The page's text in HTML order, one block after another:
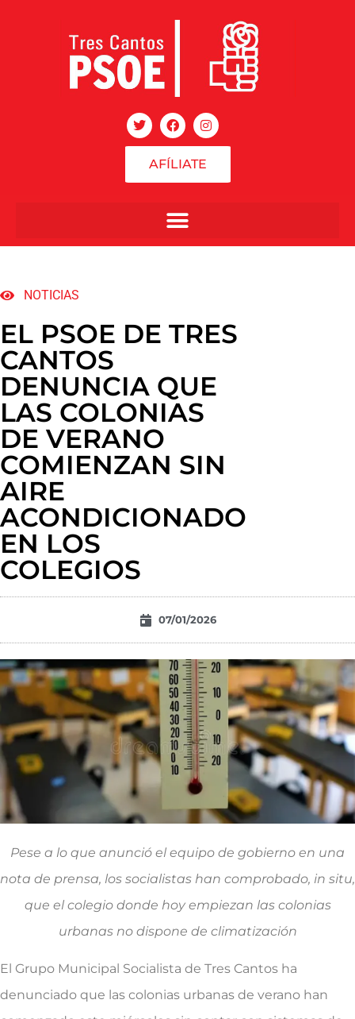
AFÍLIATE
NOTICIAS
EL PSOE DE TRES
CANTOS
DENUNCIA QUE
LAS COLONIAS
DE VERANO
COMIENZAN SIN
AIRE
ACONDICIONADO
EN LOS
COLEGIOS
07/01/2026
Pese a lo que anunció el equipo de gobierno en una
nota de prensa, los socialistas han comprobado, in situ,
que el colegio donde hoy empiezan las colonias
urbanas no dispone de climatización
El Grupo Municipal Socialista de Tres Cantos ha
denunciado que las colonias urbanas de verano han